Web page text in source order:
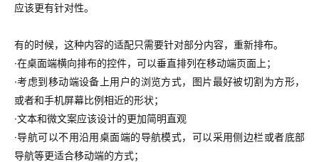
应该更有针对性。
有的时候，这种内容的适配只需要针对部分内容，重新排布。
·在桌面端横向排布的控件，可以垂直排列在移动端页面上；
·考虑到移动端设备上用户的浏览方式，图片最好被切割为方形，
或者和手机屏幕比例相近的形状；
·文本和微文案应该设计的更加简明直观
·导航可以不用沿用桌面端的导航模式，可以采用侧边栏或者底部
导航等更适合移动端的方式；